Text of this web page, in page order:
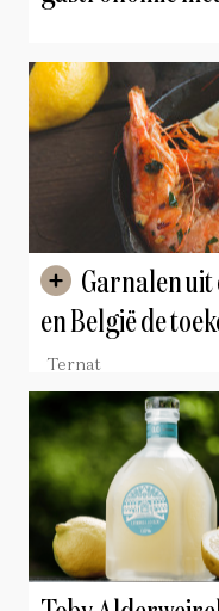
en België de
gamba’s
Ternat